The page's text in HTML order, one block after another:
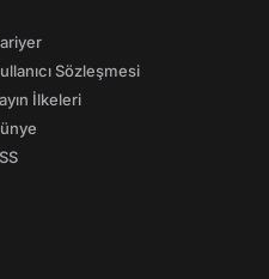
Sözleşmesi
İlkeleri